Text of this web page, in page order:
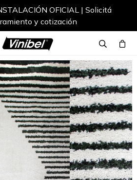
OFICIAL | Solicitá
y cotización